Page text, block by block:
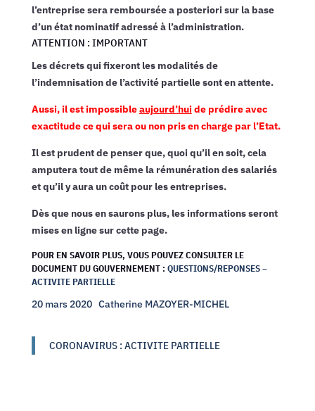
l’entreprise sera remboursée a posteriori sur la base
d’un état nominatif adressé à l’administration.
ATTENTION : IMPORTANT
Les décrets qui fixeront les modalités de
l’indemnisation de l’activité partielle sont en attente.
Aussi, il est impossibleaujourd’huide prédire avec
exactitude ce qui sera ou non pris en charge par l’Etat.
Il est prudent de penser que, quoi qu’il en soit, cela
amputera tout de même la rémunération des salariés
et qu’il y aura un coût pour les entreprises.
Dès que nous en saurons plus, les informations seront
mises en ligne sur cette page.
POUR EN SAVOIR PLUS, VOUS POUVEZ CONSULTER LE
DOCUMENT DU GOUVERNEMENT : QUESTIONS/REPONSES –
ACTIVITE PARTIELLE
20 mars 2020 Catherine MAZOYER-MICHEL
CORONAVIRUS : ACTIVITE PARTIELLE